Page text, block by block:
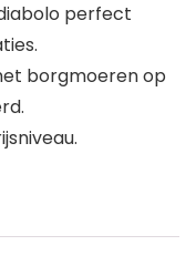
perfect
borgmoeren op